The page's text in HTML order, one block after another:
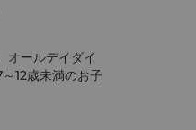
オールデイダイ
12歳未満のお子